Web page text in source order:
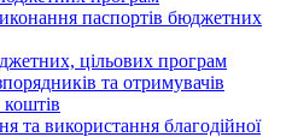
паспортів бюджетних
цільових програм
та отримувачів
та використання благодійної